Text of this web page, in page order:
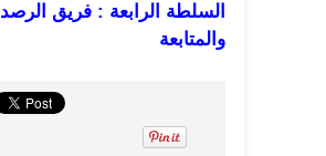
السلطة الرابعة : فريق الرصد
والمتابعة